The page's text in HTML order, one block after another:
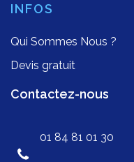
INFOS
Qui Sommes Nous ?
Devis gratuit
Contactez-nous
01 84 81 01 30